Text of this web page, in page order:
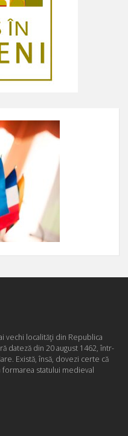
vechi localităţi din Republica
dateză din 20 august 1462, într-
Există, însă, dovezi certe că
formarea statului medieval